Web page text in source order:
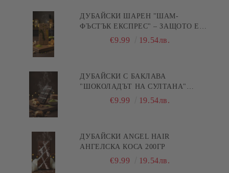
ДУБАЙСКИ ШАРЕН "ШАМ-
ФЪСТЪК ЕКСПРЕС" – ЗАЩОТО Е
БЪРЗА ПИСТА КЪМ
€9.99 19.54лв.
ДУБАЙСКИ С БАКЛАВА
"ШОКОЛАДЪТ НА СУЛТАНА"
€9.99 19.54лв.
ДУБАЙСКИ ANGEL HAIR
АНГЕЛСКА КОСА 200ГР
€9.99 19.54лв.